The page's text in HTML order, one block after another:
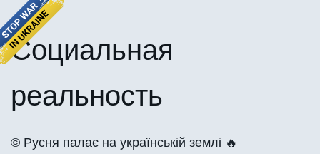
Социальная
реальность
©️ Русня палає на українській землі 🔥